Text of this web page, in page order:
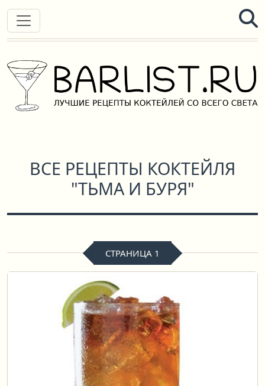
ВСЕ РЕЦЕПТЫ КОКТЕЙЛЯ
"ТЬМА И БУРЯ"
СТРАНИЦА 1